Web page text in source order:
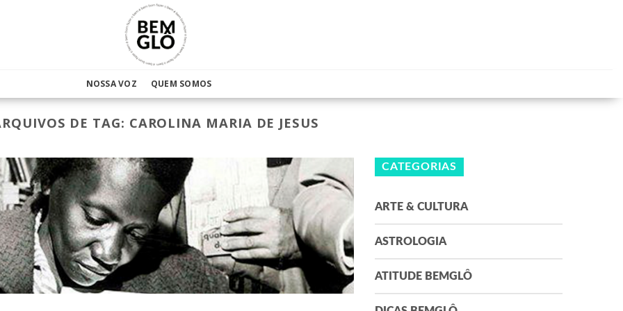
NOSSA VOZ QUEM SOMOS
DE TAG: CAROLINA MARIA DE JESUS
CATEGORIAS
ARTE & CULTURA
ASTROLOGIA
ATITUDE BEMGLÔ